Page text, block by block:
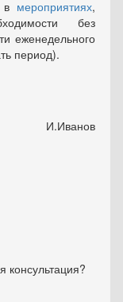
в мероприятиях,
без
еженедельного
период).